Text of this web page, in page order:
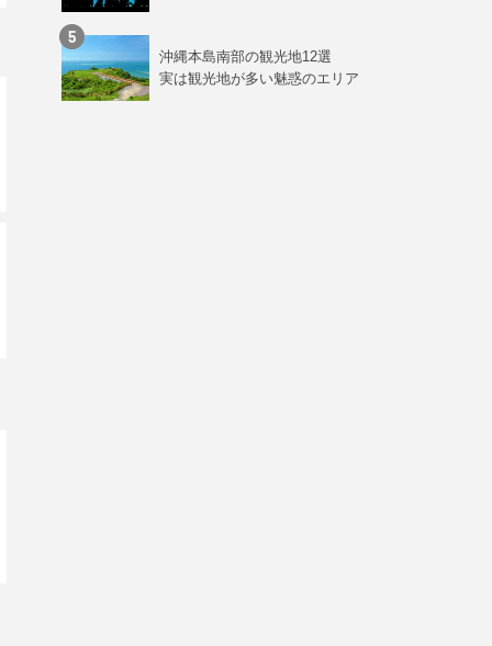
沖縄本島南部の観光地12選
実は観光地が多い魅惑のエリア